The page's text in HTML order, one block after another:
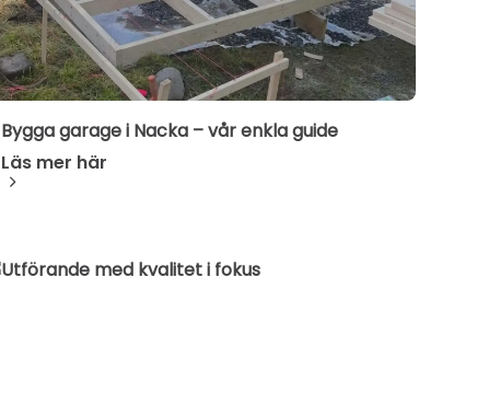
Bygga garage i Nacka – vår enkla guide
Läs mer här